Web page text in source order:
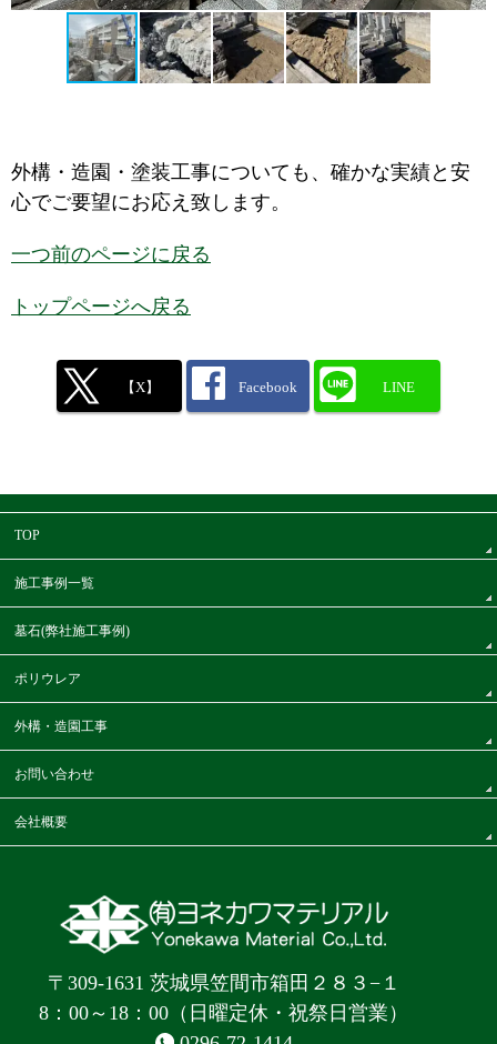
外構・造園・塗装工事についても、確かな実績と安
心でご要望にお応え致します。
一つ前のページに戻る
トップページへ戻る
【X】 Facebook LINE
TOP
施工事例一覧
墓石(弊社施工事例)
ポリウレア
外構・造園工事
お問い合わせ
会社概要
〒309-1631 茨城県笠間市箱田２８３−１
8：00～18：00（日曜定休・祝祭日営業）